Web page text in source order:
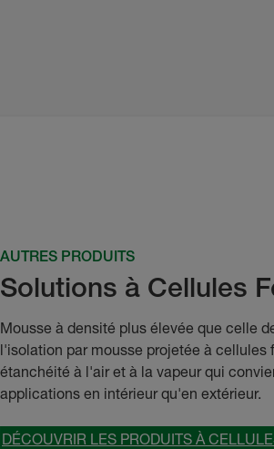
AUTRES PRODUITS
Solutions à Cellules
Mousse à densité plus élevée que celle
l'isolation par mousse projetée à cellules
étanchéité à l'air et à la vapeur qui
applications en intérieur qu'en extérieur.
DÉCOUVRIR LES PRODUITS À